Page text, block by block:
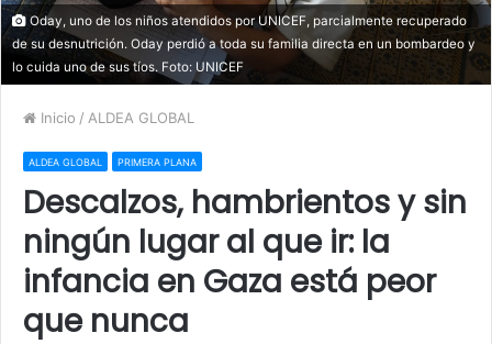
Oday, uno de los niños atendidos por UNICEF, parcialmente recuperado
de su desnutrición. Oday perdió a toda su familia directa en un bombardeo y
lo cuida uno de sus tíos. Foto: UNICEF
Inicio / ALDEA GLOBAL
ALDEA GLOBAL PRIMERA PLANA
Descalzos, hambrientos y sin
ningún lugar al que ir: la
infancia en Gaza está peor
que nunca